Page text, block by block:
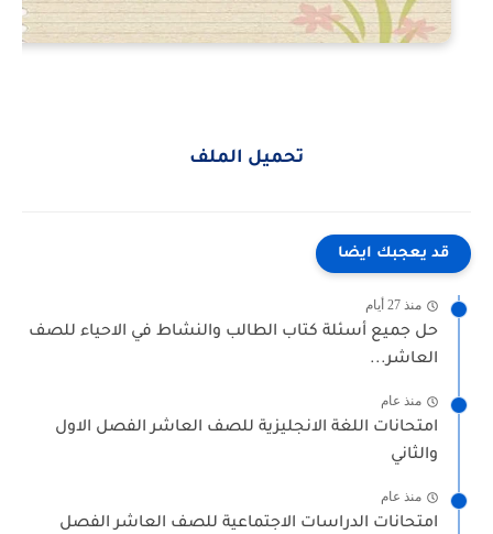
تحميل الملف
قد يعجبك ايضا
منذ 27 أيام
حل جميع أسئلة كتاب الطالب والنشاط في الاحياء للصف
العاشر...
منذ عام
امتحانات اللغة الانجليزية للصف العاشر الفصل الاول
والثاني
منذ عام
امتحانات الدراسات الاجتماعية للصف العاشر الفصل